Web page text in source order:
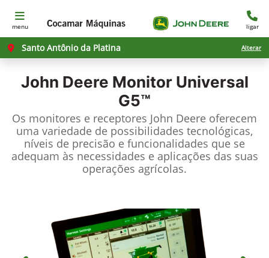
menu ligar
Santo Antônio da Platina Alterar
John Deere Monitor Universal
G5™
Os monitores e receptores John Deere oferecem
uma variedade de possibilidades tecnológicas,
níveis de precisão e funcionalidades que se
adequam às necessidades e aplicações das suas
operações agrícolas.